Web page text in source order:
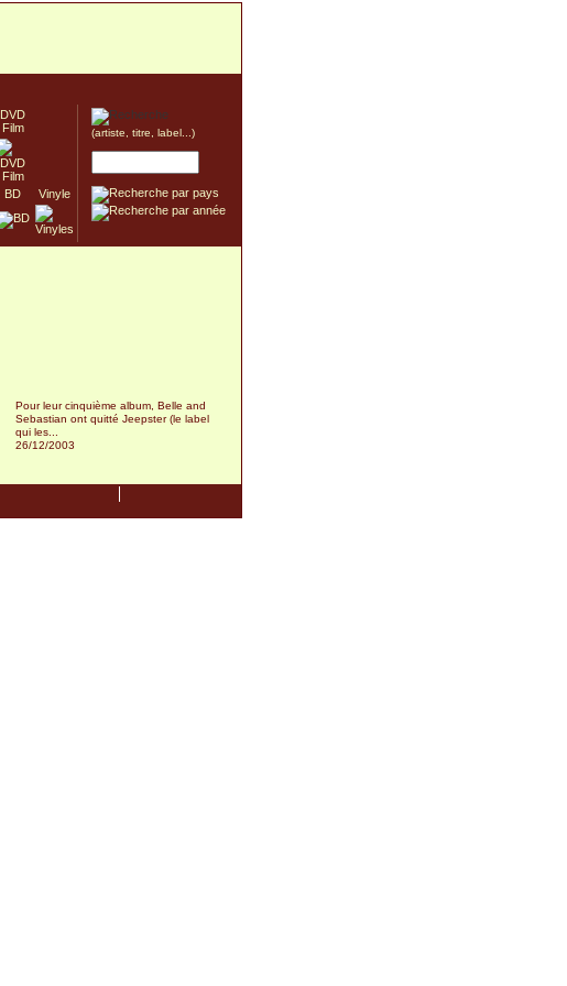
DVD
Film
BD Vinyle
(artiste, titre, label...)
Pour leur cinquième album, Belle and
Sebastian ont quitté Jeepster (le label
qui les...
26/12/2003